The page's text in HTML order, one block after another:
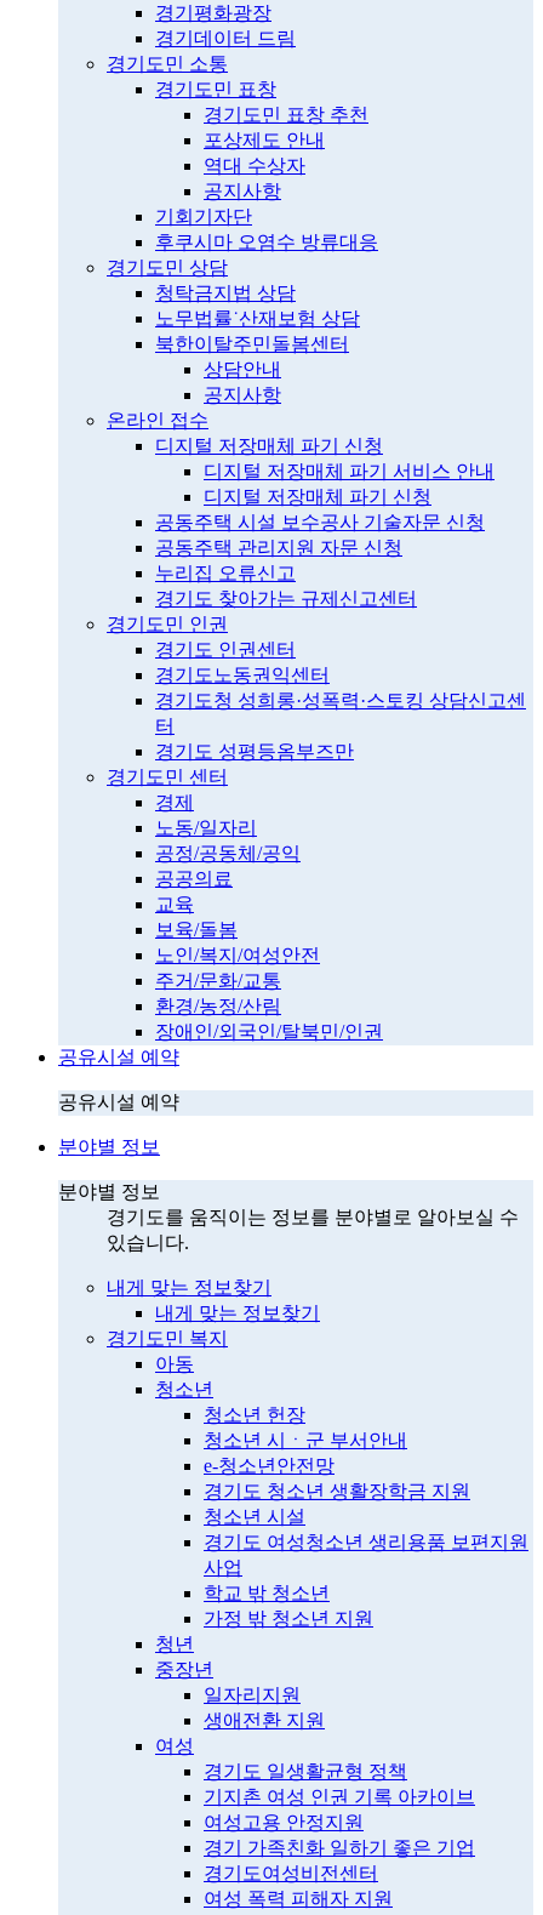
경기평화광장
경기데이터 드림
경기도민 소통
경기도민 표창
경기도민 표창 추천
포상제도 안내
역대 수상자
공지사항
기회기자단
후쿠시마 오염수 방류대응
경기도민 상담
청탁금지법 상담
노무법률˙산재보험 상담
북한이탈주민돌봄센터
상담안내
공지사항
온라인 접수
디지털 저장매체 파기 신청
디지털 저장매체 파기 서비스 안내
디지털 저장매체 파기 신청
공동주택 시설 보수공사 기술자문 신청
공동주택 관리지원 자문 신청
누리집 오류신고
경기도 찾아가는 규제신고센터
경기도민 인권
경기도 인권센터
경기도노동권익센터
경기도청 성희롱·성폭력·스토킹 상담신고센
터
경기도 성평등옴부즈만
경기도민 센터
경제
노동/일자리
공정/공동체/공익
공공의료
교육
보육/돌봄
노인/복지/여성안전
주거/문화/교통
환경/농정/산림
장애인/외국인/탈북민/인권
공유시설 예약
공유시설 예약
분야별 정보
분야별 정보
경기도를 움직이는 정보를 분야별로 알아보실 수
있습니다.
내게 맞는 정보찾기
내게 맞는 정보찾기
경기도민 복지
아동
청소년
청소년 헌장
청소년 시ㆍ군 부서안내
e-청소년안전망
경기도 청소년 생활장학금 지원
청소년 시설
경기도 여성청소년 생리용품 보편지원
사업
학교 밖 청소년
가정 밖 청소년 지원
청년
중장년
일자리지원
생애전환 지원
여성
경기도 일생활균형 정책
기지촌 여성 인권 기록 아카이브
여성고용 안정지원
경기 가족친화 일하기 좋은 기업
경기도여성비전센터
여성 폭력 피해자 지원